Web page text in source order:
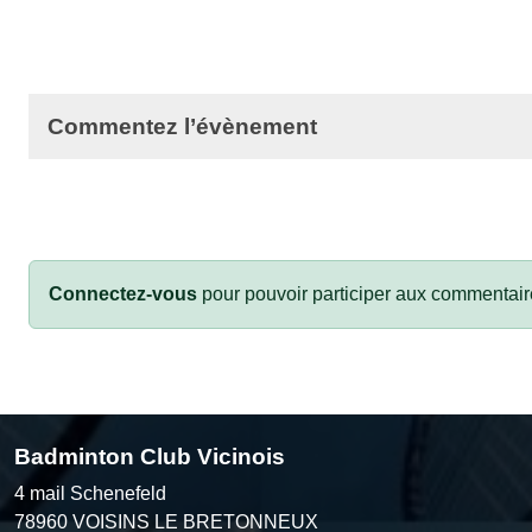
Commentez l’évènement
Connectez-vous pour pouvoir participer aux
Badminton Club Vicinois
4 mail Schenefeld
78960 VOISINS LE BRETONNEUX